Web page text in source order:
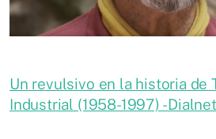
Un revulsivo en la historia de
Industrial (1958-1997) -